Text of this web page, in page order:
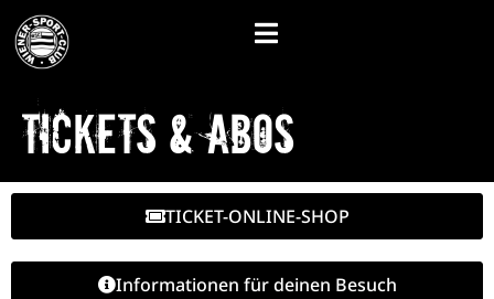
Tickets & Abos
TICKET-ONLINE-SHOP
Informationen für deinen Besuch